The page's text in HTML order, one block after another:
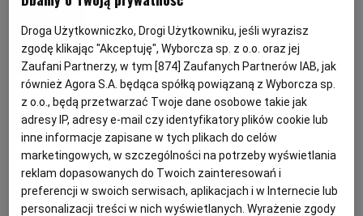
MIĘSA
RYBY
PRZEKĄSKI
DOMOWE PRZETWORY
KUCHNIA FRANCUSKA
KUCHNIA AMERYKAŃSKA
KUCHNIA POLSKA
KUCHNIA MEKSYKAŃSKA
SZEF KUCHNI
BYDGOSZCZ
CZĘSTOCHOWA
ELBLĄG
GLIWICE
DUŻY FORMAT
WOLNA SOBOTA
ALE HISTORIA
WYBORCZA TV I VOD
WYBORCZA CLASSIC
WYBORCZA.BIZ
WYSOKIE OBCASY
BIQDATA
mk
Pączki na tłusty czwartek. Kiedyś
twarde i tłuste, dziś pulchne i
słodkie. Czy da się poznać te
najlepsze?
PĄCZKI
Anna Ciężkowska
Droga Użytkowniczko, Drogi Użytkowniku, jeśli wyrazisz
zgodę klikając "Akceptuję", Wyborcza sp. z o.o. oraz jej
Zaufani Partnerzy, w tym [874] Zaufanych Partnerów IAB, jak
również Agora S.A. będąca spółką powiązaną z Wyborcza sp.
z o.o., będą przetwarzać Twoje dane osobowe takie jak
adresy IP, adresy e-mail czy identyfikatory plików cookie lub
inne informacje zapisane w tych plikach do celów
marketingowych, w szczególności na potrzeby wyświetlania
reklam dopasowanych do Twoich zainteresowań i
preferencji w swoich serwisach, aplikacjach i w Internecie lub
personalizacji treści w nich wyświetlanych. Wyrażenie zgody